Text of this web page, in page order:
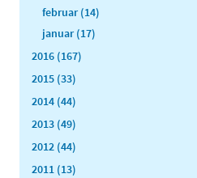
februar (14)
januar (17)
2016 (167)
2015 (33)
2014 (44)
2013 (49)
2012 (44)
2011 (13)